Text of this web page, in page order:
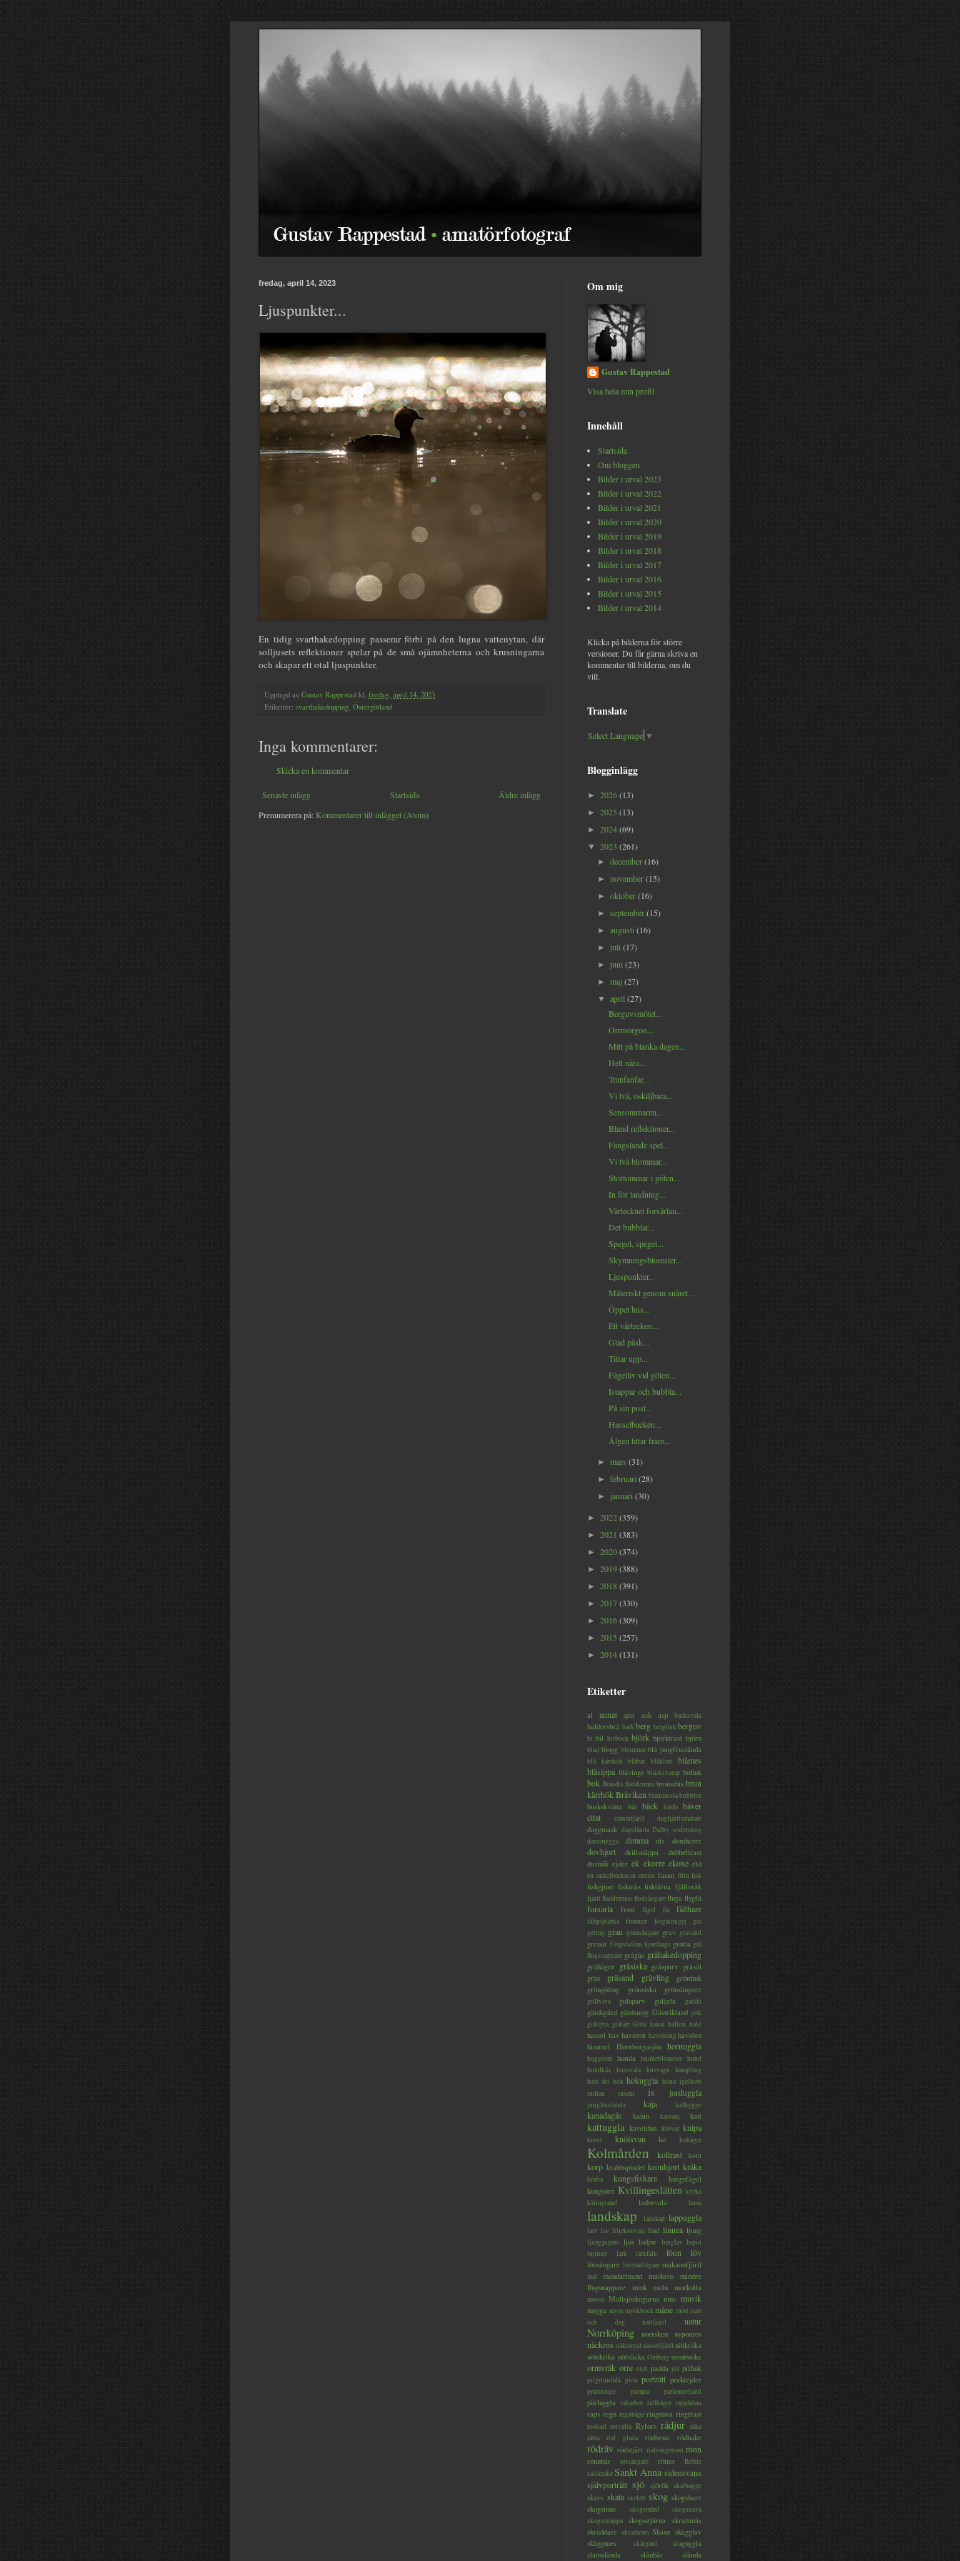
fredag, april 14, 2023
Ljuspunkter...
En tidig svarthakedopping passerar förbi på den lugna vattenytan, där
solljusets reflektioner spelar på de små ojämnheterna och krusningarna
och skapar ett otal ljuspunkter.
Upplagd av Gustav Rappestad kl. fredag, april 14, 2023
Etiketter: svarthakedopping, Östergötland
Inga kommentarer:
Skicka en kommentar
Senaste inlägg Äldre inlägg
Startsida
Prenumerera på: Kommentarer till inlägget (Atom)
Om mig
Gustav Rappestad
Visa hela min profil
Innehåll
Startsida
Om bloggen
Bilder i urval 2023
Bilder i urval 2022
Bilder i urval 2021
Bilder i urval 2020
Bilder i urval 2019
Bilder i urval 2018
Bilder i urval 2017
Bilder i urval 2016
Bilder i urval 2015
Bilder i urval 2014
Klicka på bilderna för större
versioner. Du får gärna skriva en
kommentar till bilderna, om du
vill.
Translate
Select Language ▼
Blogginlägg
► 2026(13)
► 2025 (13)
► 2024(69)
▼ 2023 (261)
►december(16)
►november(15)
►oktober(16)
►september(15)
►augusti(16)
► juli(17)
► juni(23)
►maj(27)
▼april(27)
Berguvsmötet...
Orrmorgon...
Mitt på blanka dagen...
Helt nära...
Tranfanfar...
Vi två, oskiljbara...
Sensommaren...
Bland reflektioner...
Fängslande spel...
Vi två blommar...
Storlommar i gölen...
In för landning...
Vårtecknet forsärlan...
Det bubblar...
Spegel, spegel...
Skymningsblomster...
Ljuspunkter...
Måleriskt genom snåret...
Öppet hus...
Ett vårtecken...
Glad påsk...
Tittar upp...
Fågelliv vid gölen...
Istappar och bubbla...
På sin post...
Hasselbacken...
Älgen tittar fram...
►mars(31)
►februari(28)
► januari(30)
► 2022(359)
► 2021 (383)
► 2020(374)
► 2019(388)
► 2018 (391)
► 2017(330)
► 2016(309)
► 2015 (257)
► 2014(131)
Etiketter
al annat apel ask asp backsvala
baldersbrå barkberg bergfinkberguv
bi bil bitbock björk björktrast björn
blad blogg blommor blå jungfruslända
blå kärrhök blåbär blåklint
blåmes
blåsippa blåvinge bläcksvamp bofink
bok Brandts fladdermus bronsibis brun
kärrhökBråviken brännässlabubblor
buskskvätta båt bäck bärfis bäver
citat
citronfjäril dagfjärilsmätare
daggmask dagslända Dalby söderskog
dansmygga
dimma dis domherre
dovhjort drillsnäppa
dubbeltrast
duvhök ejder ek ekorre ekoxe eld
en enkelbeckasin entita fasan film fisk
fiskgjuse fiskmås fisktärna fjällvråk
fjäril fladdermus flodsångarefluga flygfä
forsärla frost fågel får fälthare
fältpiplärka fönster förgätmigej
get
geting gran gransångare grav gravand
grenar Gripsholms hjorthage grotta grå
flugsnappare grågås gråhakedopping
gråhäger gråsiska gråsparv gråsäl
gräs
gräsand grävling
grönfink
gröngöling
grönsiska grönsångare
gullviva gulsparv gulärla gädda
gärdsgård gärdsmyg Gästrikland gök
göktyta gökärt Göta kanal hallon halo
hassel hav havstrut havsöring havsörn
himmel
Hornborgasjön hornuggla
huggorm humla humleblomster hund
hundkäx
hussvala husvagn
hämpling
häst hö hök hökuggla höna igelkott
indian
insekt is jorduggla
jungfruslända kaja kalhygge
kanadagås kanin kastanj katt
kattuggla kaveldun klöver knipa
knott knölsvan ko kohäger
Kolmården koltrast korn
korp krabbspindel kronhjort kråka
kräfta kungsfiskare
kungsfågel
kungsörn Kvillingeslätten kyrka
käringtand
ladusvala lama
landskap lanskap lappuggla
larv lav liljekonvalj lind linnea ljung
ljungpipare ljus lodjur lunglav lupin
lupiner
lärk lärkfalk lönn löv
lövsångare lövträdlöpare makaonfjäril
mal mandarinand maskros
mindre
flugsnappare
mink moln morkulla
mossa Mullsjöskogarna mus musik
mygga myra myskbock måne mört natt
och dag
nattfjäril natur
Norrköping norrsken nyponros
näckros näktergal nässelfjäril nötkråka
nötskrika nötväcka Omberg ormbunke
ormvråk orre oxel padda pil pilfink
pilgrimsfalk pion porträtt praktejder
prästkrage pumpa pärlemorfjäril
pärluggla rabarber rallhäger rapphöna
raps regn regnbåge ringduva ringtrast
roskarl rotvälta Ryfors rådjur råka
råtta
röd glada rödbena rödhake
rödräv rödstjärt rödvingetrast rönn
rönnbär rörsångare rötter
Röttle
salskrakeSankt Anna sidensvans
självporträtt sjö sjörök skalbagge
skarv skata skelett skog skogshare
skogsmus
skogsmård
skogsnäva
skogssnäppa
skogsstjärna
skrattmås
skräddare skvattram Skåne skägglav
skäggmes
skärgård
slaguggla
slamslända
slånbär slända